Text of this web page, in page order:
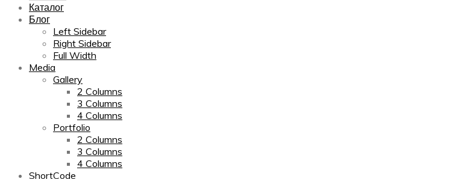
Каталог
Блог
Left Sidebar
Right Sidebar
Full Width
Media
Gallery
2 Columns
3 Columns
4 Columns
Portfolio
2 Columns
3 Columns
4 Columns
ShortCode